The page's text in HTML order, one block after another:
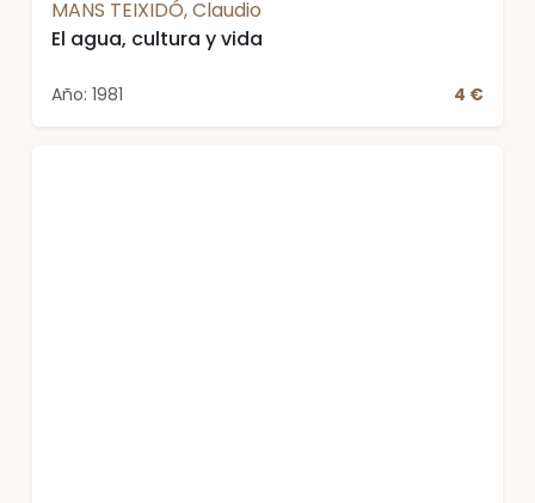
MANS TEIXIDÓ, Claudio
El agua, cultura y vida
Año: 1981 4 €